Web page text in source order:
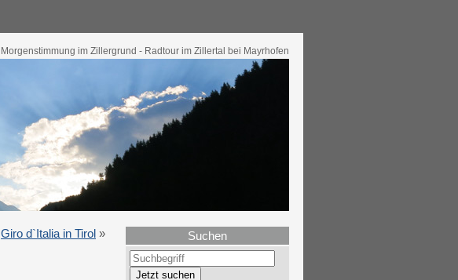
Morgenstimmung im Zillergrund - Radtour im Zillertal bei Mayrhofen
Giro d`Italia in Tirol » Suchen